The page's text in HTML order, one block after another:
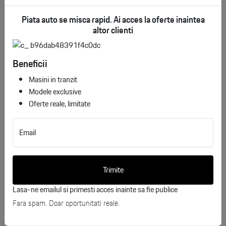
DOTARI :
Exterior :
AMG Line Exterior (P31) – design sport AMG
exterior
AMG Styling (772) – bare față/spate AMG, design
aerodinamic
Faruri LED High Performance (632)
Lumini de zi LED
See More
Would you like more information
Mercedes-Benz GLC Coupé?
Complete the form below, and one of our
Prenume
Piata auto se misca rapid. Ai acces la oferte inaintea
altor clienti
Beneficii
Masini in tranzit
Modele exclusive
Oferte reale, limitate
Email
Trimite
Lasa-ne emailul si primesti acces inainte sa fie publice
Fara spam. Doar oportunitati reale.